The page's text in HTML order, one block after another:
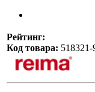
Рейтинг:
Код товара: 518321-